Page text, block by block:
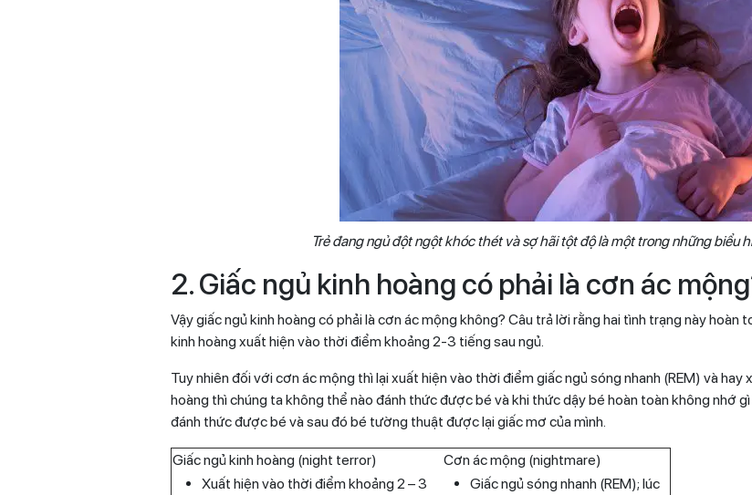
Trẻ đang ngủ đột ngột khóc thét và sợ hãi tột độ là một trong những biểu
2. Giấc ngủ kinh hoàng có phải là cơn ác
Vậy giấc ngủ kinh hoàng có phải là cơn ác mộng không? Câu trả lời rằng hai tình trạng này hoàn
kinh hoàng xuất hiện vào thời điểm khoảng 2-3 tiếng sau ngủ.
Tuy nhiên đối với cơn ác mộng thì lại xuất hiện vào thời điểm giấc ngủ sóng nhanh (REM) và hay
hoàng thì chúng ta không thể nào đánh thức được bé và khi thức dậy bé hoàn toàn không nhớ
đánh thức được bé và sau đó bé tường thuật được lại giấc mơ của mình.
Giấc ngủ kinh hoàng (night terror)
Cơn ác mộng (nightmare)
Xuất hiện vào thời điểm khoảng 2 – 3
Giấc ngủ sóng nhanh (REM); lúc